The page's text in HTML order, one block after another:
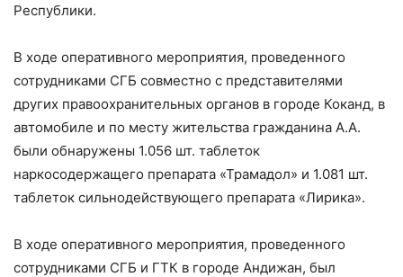
Республики.
В ходе оперативного мероприятия, проведенного
сотрудниками СГБ совместно с представителями
других правоохранительных органов в городе Коканд, в
автомобиле и по месту жительства гражданина А.А.
были обнаружены 1.056 шт. таблеток
наркосодержащего препарата «Трамадол» и 1.081 шт.
таблеток сильнодействующего препарата «Лирика».
В ходе оперативного мероприятия, проведенного
сотрудниками СГБ и ГТК в городе Андижан, был